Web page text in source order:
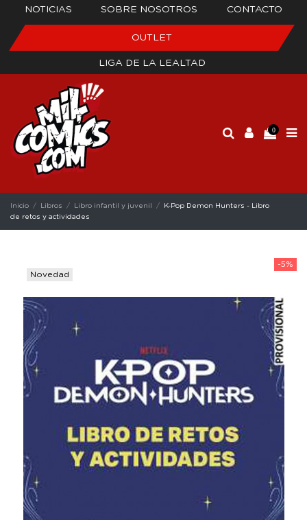
NOTICIAS SOBRE NOSOTROS CONTACTO
OUTLET
LIGA DE LA LEALTAD
0
Inicio Libros Libro infantil y juvenil
K-Pop Demon Hunters - Libro
de retos y actividades
-5%
Novedad